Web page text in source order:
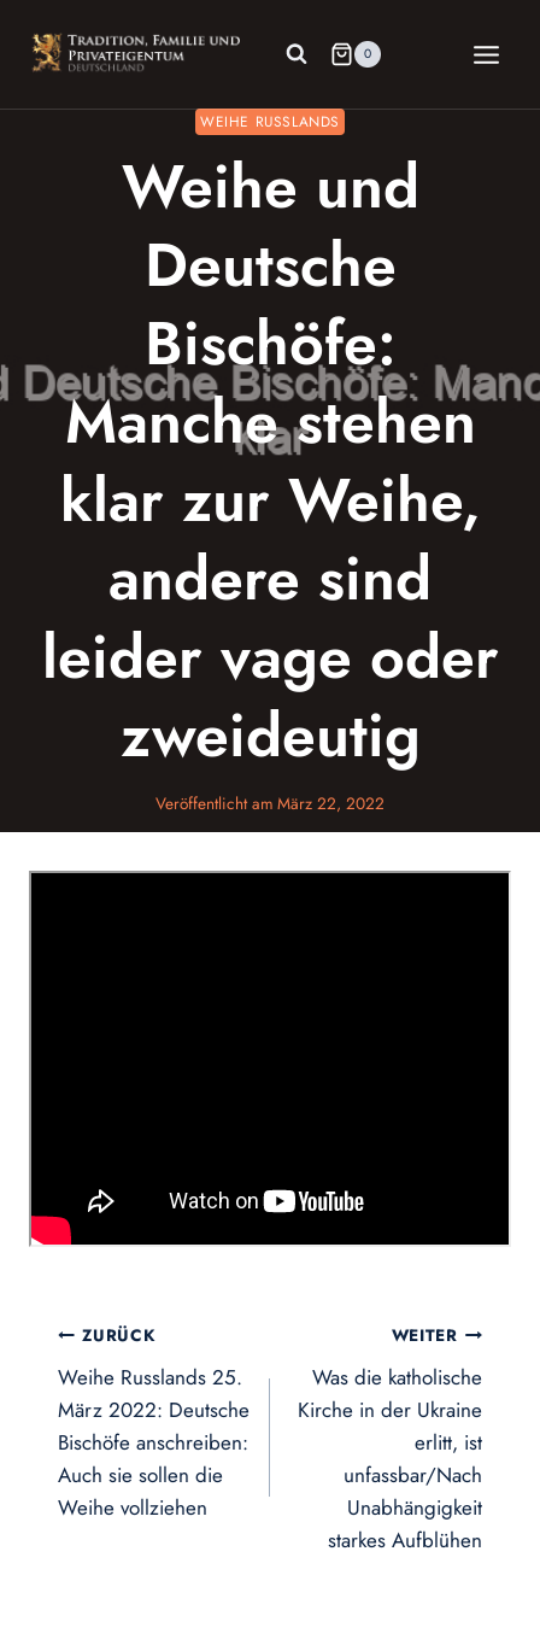
Inhalt
springen
0
WEIHE RUSSLANDS
Weihe und
Deutsche
Bischöfe:
Manche stehen
klar zur Weihe,
andere sind
leider vage oder
zweideutig
Veröffentlicht am März 22, 2022
Beitragsnavigation
ZURÜCK
Weihe Russlands 25.
März 2022: Deutsche
Bischöfe anschreiben:
Auch sie sollen die
Weihe vollziehen
WEITER
Was die katholische
Kirche in der Ukraine
erlitt, ist
unfassbar/Nach
Unabhängigkeit
starkes Aufblühen